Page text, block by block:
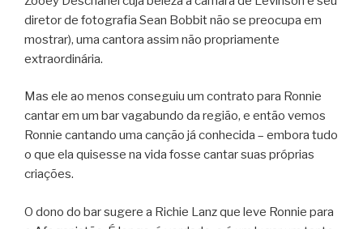
diretor de fotografia Sean Bobbit não se preocupa em
mostrar), uma cantora assim não propriamente
extraordinária.
Mas ele ao menos conseguiu um contrato para Ronnie
cantar em um bar vagabundo da região, e então vemos
Ronnie cantando uma canção já conhecida – embora tudo
o que ela quisesse na vida fosse cantar suas próprias
criações.
O dono do bar sugere a Richie Lanz que leve Ronnie para